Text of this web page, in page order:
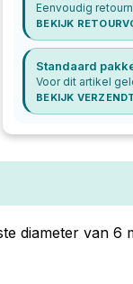
Eenvoudig
BEKIJK
Standaard
Voor dit artikel
BEKIJK
diameter van 6